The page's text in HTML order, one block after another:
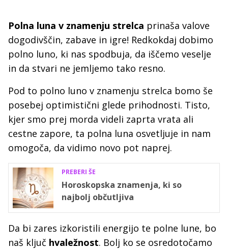
Polna luna v znamenju strelca prinaša valove
dogodivščin, zabave in igre! Redkokdaj dobimo
polno luno, ki nas spodbuja, da iščemo veselje
in da stvari ne jemljemo tako resno.
Pod to polno luno v znamenju strelca bomo še
posebej optimistični glede prihodnosti. Tisto,
kjer smo prej morda videli zaprta vrata ali
cestne zapore, ta polna luna osvetljuje in nam
omogoča, da vidimo novo pot naprej.
PREBERI ŠE
Horoskopska znamenja, ki so
najbolj občutljiva
Da bi zares izkoristili energijo te polne lune, bo
naš ključ hvaležnost. Bolj ko se osredotočamo